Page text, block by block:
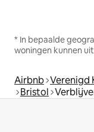
* In bepaalde
woningen kunnen
Airbnb Verenigd
Bristol